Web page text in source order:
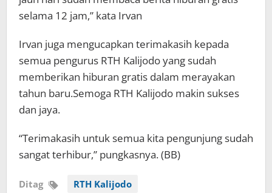
selama 12 jam,” kata Irvan
Irvan juga mengucapkan terimakasih kepada
semua pengurus RTH Kalijodo yang sudah
memberikan hiburan gratis dalam merayakan
tahun baru.Semoga RTH Kalijodo makin sukses
dan jaya.
“Terimakasih untuk semua kita pengunjung sudah
sangat terhibur,” pungkasnya. (BB)
Ditag RTH Kalijodo